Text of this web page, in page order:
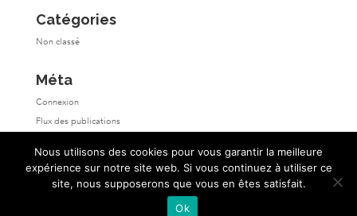
Catégories
Non classé
Méta
Connexion
Flux des publications
Site de WordPress-FR
Nous utilisons des cookies pour vous garantir la meilleure
expérience sur notre site web. Si vous continuez à utiliser ce
site, nous supposerons que vous en êtes satisfait.
Ok